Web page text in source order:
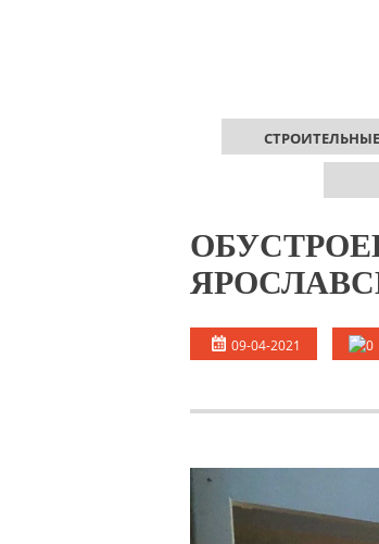
СТРОИТЕЛЬНЫЕ
09-04-2021 0